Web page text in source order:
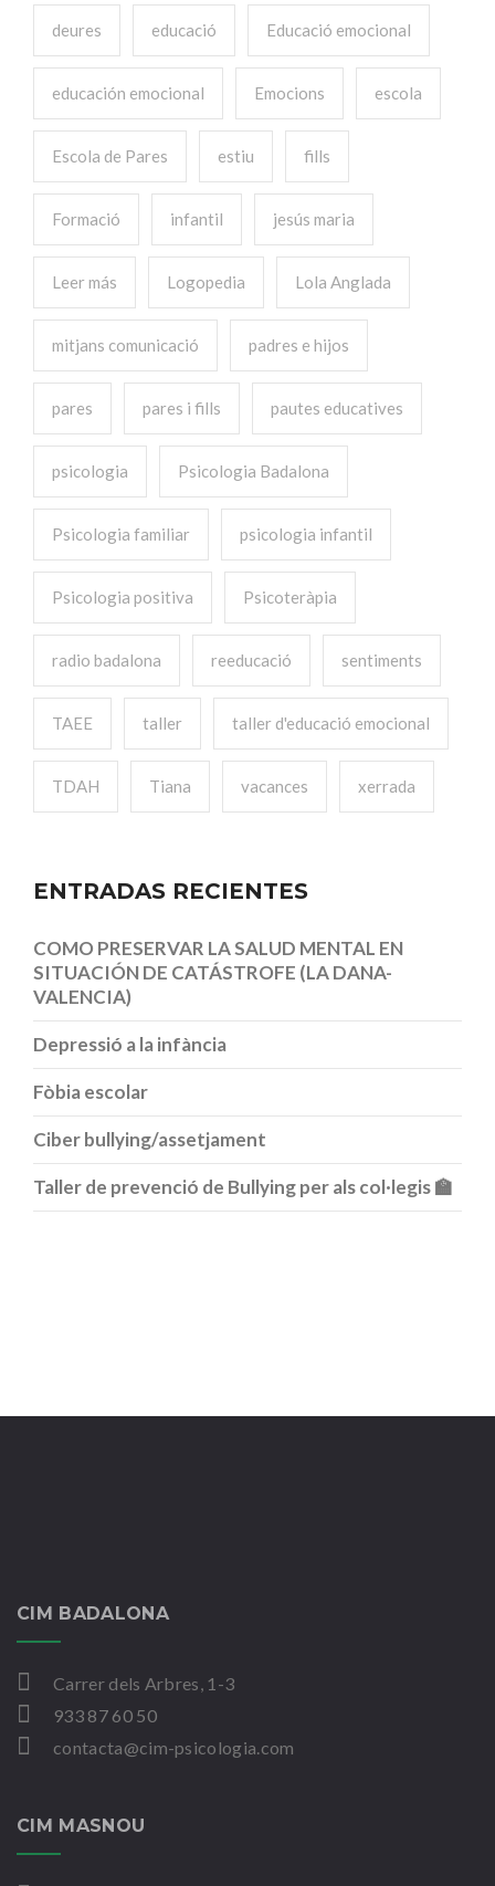
deures educació Educació emocional
educación emocional Emocions escola
Escola de Pares estiu fills
Formació infantil jesús maria
Leer más Logopedia Lola Anglada
mitjans comunicació padres e hijos
pares pares i fills pautes educatives
psicologia Psicologia Badalona
Psicologia familiar psicologia infantil
Psicologia positiva Psicoteràpia
radio badalona reeducació sentiments
TAEE taller taller d'educació emocional
TDAH Tiana vacances xerrada
ENTRADAS RECIENTES
COMO PRESERVAR LA SALUD MENTAL EN
SITUACIÓN DE CATÁSTROFE (LA DANA-
VALENCIA)
Depressió a la infància
Fòbia escolar
Ciber bullying/assetjament
Taller de prevenció de Bullying per als col·legis 🏫
CIM BADALONA
Carrer dels Arbres, 1-3
933 87 60 50
contacta@cim-psicologia.com
CIM MASNOU